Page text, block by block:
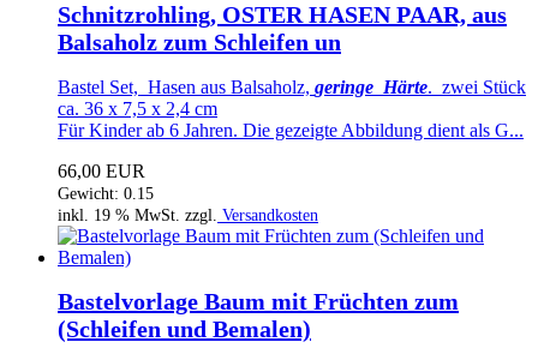
Schnitzrohling, OSTER HASEN PAAR, aus
Balsaholz zum Schleifen un
Bastel Set, Hasen aus Balsaholz, geringe Härte. zwei Stück
ca. 36 x 7,5 x 2,4 cm
Für Kinder ab 6 Jahren. Die gezeigte Abbildung dient als G...
66,00 EUR
Gewicht: 0.15
inkl. 19 % MwSt. zzgl. Versandkosten
Bastelvorlage Baum mit Früchten zum
(Schleifen und Bemalen)